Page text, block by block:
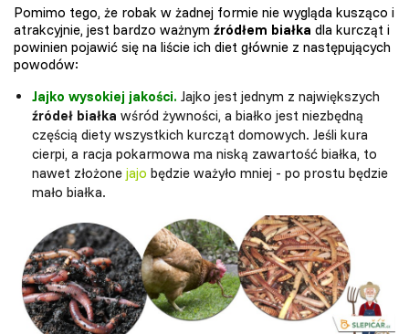
Pomimo tego, że robak w żadnej formie nie wygląda kusząco i
atrakcyjnie, jest bardzo ważnym źródłem białka dla kurcząt i
powinien pojawić się na liście ich diet głównie z następujących
powodów:
Jajko wysokiej jakości. Jajko jest jednym z największych
źródeł białka wśród żywności, a białko jest niezbędną
częścią diety wszystkich kurcząt domowych. Jeśli kura
cierpi, a racja pokarmowa ma niską zawartość białka, to
nawet złożone jajo będzie ważyło mniej - po prostu będzie
mało białka.